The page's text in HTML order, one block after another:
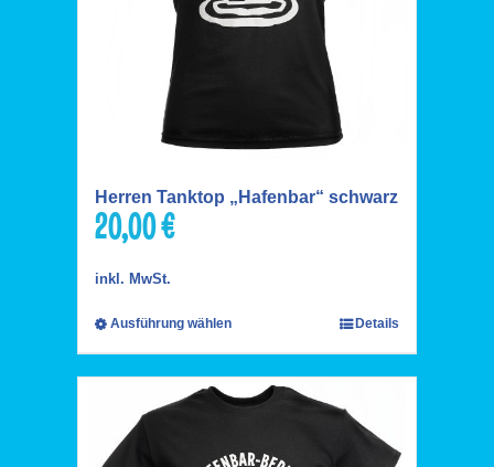
Herren Tanktop „Hafenbar“ schwarz
20,00€
inkl. MwSt.
Ausführung wählen Details